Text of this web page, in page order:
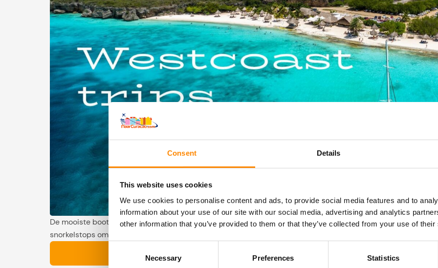
Consent Details
This website uses cookies
We use cookies to personalise content and ads, to provide social media features and to
information about your use of our site with our social media, advertising and analytics
other information that you’ve provided to them or that they’ve collected from your use of
Necessary Preferences Statistics
De mooiste boottrips van Curaçao zijn de Westcoast trips. Vaar langs de kustlijn en geniet van de
snorkelstops om af te koelen in het kraakheldere water en altijd inclusief lekkere lunch en koele drankjes.
Boek jouw mooiste trip »